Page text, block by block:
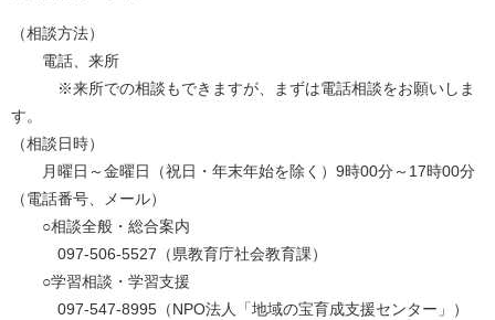
（相談方法）
電話、来所
※来所での相談もできますが、まずは電話相談をお願いしま
す。
（相談日時）
月曜日～金曜日（祝日・年末年始を除く）9時00分～17時00分
（電話番号、メール）
○相談全般・総合案内
097-506-5527（県教育庁社会教育課）
○学習相談・学習支援
097-547-8995（NPO法人「地域の宝育成支援センター」）